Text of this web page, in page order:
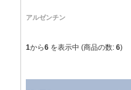
アルゼンチン
1から6 を表示中 (商品の数: 6)